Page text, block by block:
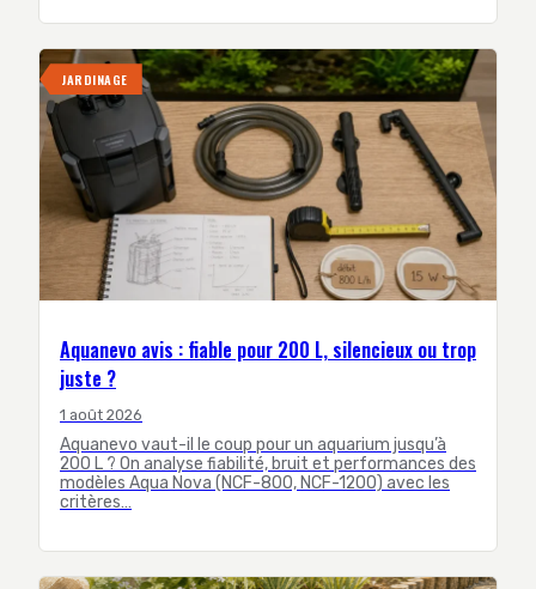
JARDINAGE
Aquanevo avis : fiable pour 200 L, silencieux ou trop
juste ?
1 août 2026
Aquanevo vaut-il le coup pour un aquarium jusqu’à
200 L ? On analyse fiabilité, bruit et performances des
modèles Aqua Nova (NCF-800, NCF-1200) avec les
critères…